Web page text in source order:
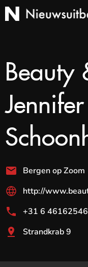
Beauty
Jennifer
Bergen op Zoom
http://
+31 6 46162546
Strandkrab 9